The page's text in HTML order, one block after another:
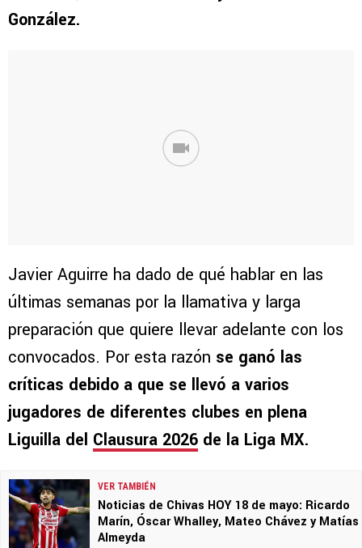
González.
Javier Aguirre ha dado de qué hablar en las
últimas semanas por la llamativa y larga
preparación que quiere llevar adelante con los
convocados. Por esta razón se ganó las
críticas debido a que se llevó a varios
jugadores de diferentes clubes en plena
Liguilla del Clausura 2026 de la Liga MX.
VER TAMBIÉN
Noticias de Chivas HOY 18 de mayo: Ricardo
Marín, Óscar Whalley, Mateo Chávez y Matías
Almeyda